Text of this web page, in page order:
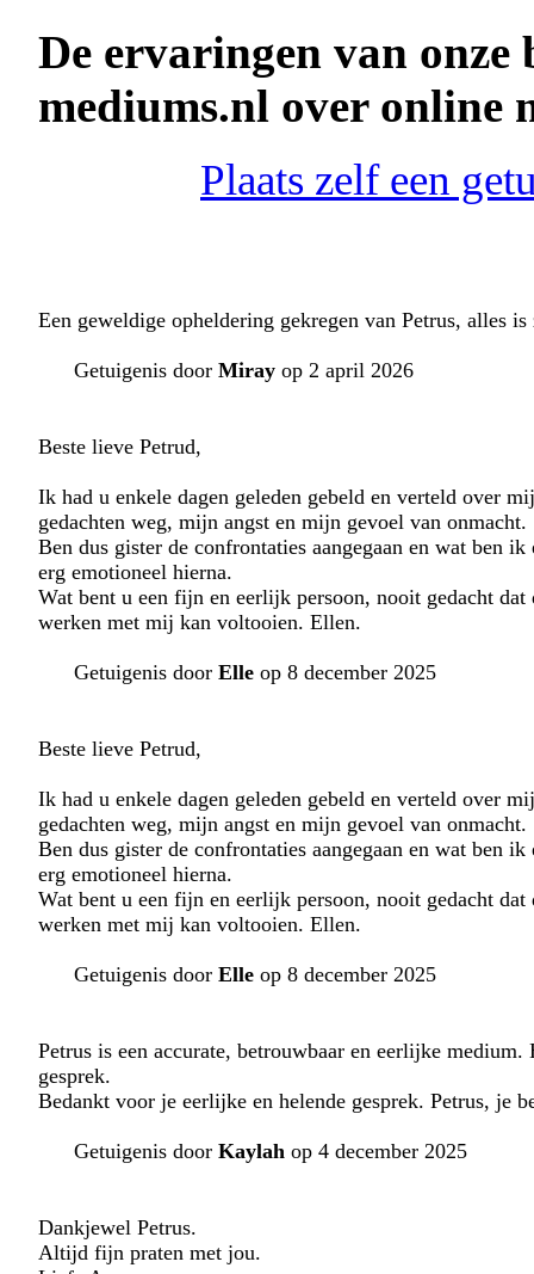
De ervaringen van onze
mediums.nl over online
Plaats zelf een
Een geweldige opheldering gekregen van Petrus, alles
Getuigenis door Miray op 2 april 2026
Beste lieve Petrud,
Ik had u enkele dagen geleden gebeld en verteld over
gedachten weg, mijn angst en mijn gevoel van onmacht.
Ben dus gister de confrontaties aangegaan en wat ben
erg emotioneel hierna.
Wat bent u een fijn en eerlijk persoon, nooit gedacht
werken met mij kan voltooien. Ellen.
Getuigenis door Elle op 8 december 2025
Beste lieve Petrud,
Ik had u enkele dagen geleden gebeld en verteld over
gedachten weg, mijn angst en mijn gevoel van onmacht.
Ben dus gister de confrontaties aangegaan en wat ben
erg emotioneel hierna.
Wat bent u een fijn en eerlijk persoon, nooit gedacht
werken met mij kan voltooien. Ellen.
Getuigenis door Elle op 8 december 2025
Petrus is een accurate, betrouwbaar en eerlijke
gesprek.
Bedankt voor je eerlijke en helende gesprek. Petrus, je
Getuigenis door Kaylah op 4 december 2025
Dankjewel Petrus.
Altijd fijn praten met jou.